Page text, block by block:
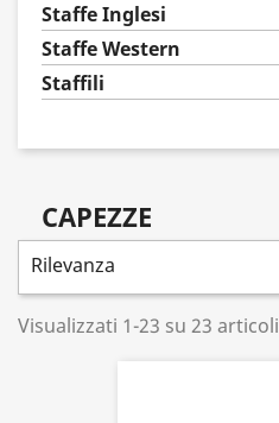
Staffe Inglesi
Staffe Western
Staffili
CAPEZZE
Rilevanza
Visualizzati 1-23 su 23 articoli